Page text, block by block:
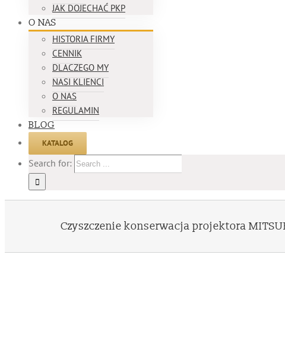
JAK DOJECHAĆ PKP
O NAS
HISTORIA FIRMY
CENNIK
DLACZEGO MY
NASI KLIENCI
O NAS
REGULAMIN
BLOG
KATALOG
Search for:
Czyszczenie konserwacja projektora